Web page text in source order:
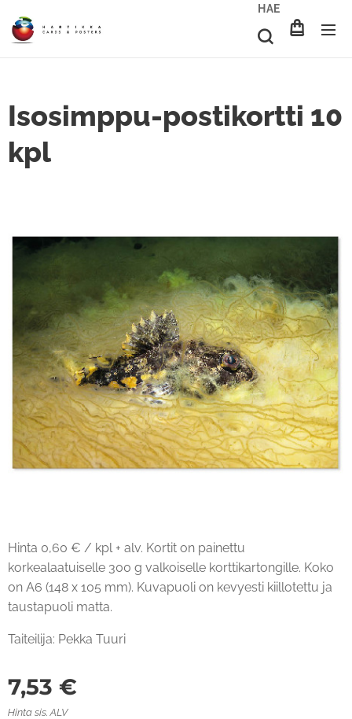
HAE
Isosimppu-postikortti 10
kpl
Hinta 0,60 € / kpl + alv. Kortit on painettu
korkealaatuiselle 300 g valkoiselle korttikartongille. Koko
on A6 (148 x 105 mm). Kuvapuoli on kevyesti kiillotettu ja
taustapuoli matta.
Taiteilija: Pekka Tuuri
7,53 €
Hinta sis. ALV